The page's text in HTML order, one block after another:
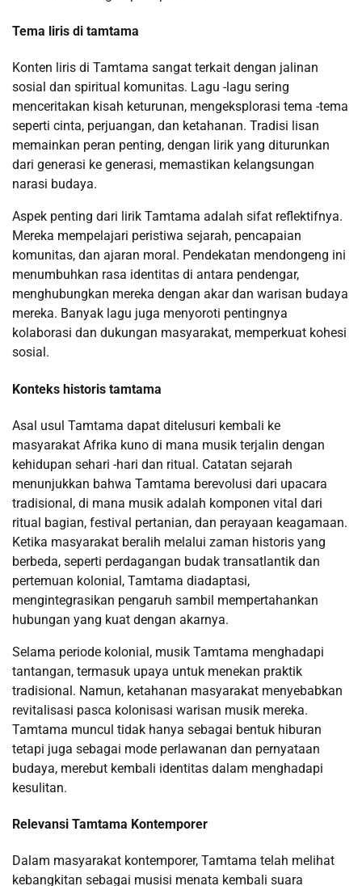
Tema liris di tamtama
Konten liris di Tamtama sangat terkait dengan jalinan
sosial dan spiritual komunitas. Lagu -lagu sering
menceritakan kisah keturunan, mengeksplorasi tema -tema
seperti cinta, perjuangan, dan ketahanan. Tradisi lisan
memainkan peran penting, dengan lirik yang diturunkan
dari generasi ke generasi, memastikan kelangsungan
narasi budaya.
Aspek penting dari lirik Tamtama adalah sifat reflektifnya.
Mereka mempelajari peristiwa sejarah, pencapaian
komunitas, dan ajaran moral. Pendekatan mendongeng ini
menumbuhkan rasa identitas di antara pendengar,
menghubungkan mereka dengan akar dan warisan budaya
mereka. Banyak lagu juga menyoroti pentingnya
kolaborasi dan dukungan masyarakat, memperkuat kohesi
sosial.
Konteks historis tamtama
Asal usul Tamtama dapat ditelusuri kembali ke
masyarakat Afrika kuno di mana musik terjalin dengan
kehidupan sehari -hari dan ritual. Catatan sejarah
menunjukkan bahwa Tamtama berevolusi dari upacara
tradisional, di mana musik adalah komponen vital dari
ritual bagian, festival pertanian, dan perayaan keagamaan.
Ketika masyarakat beralih melalui zaman historis yang
berbeda, seperti perdagangan budak transatlantik dan
pertemuan kolonial, Tamtama diadaptasi,
mengintegrasikan pengaruh sambil mempertahankan
hubungan yang kuat dengan akarnya.
Selama periode kolonial, musik Tamtama menghadapi
tantangan, termasuk upaya untuk menekan praktik
tradisional. Namun, ketahanan masyarakat menyebabkan
revitalisasi pasca kolonisasi warisan musik mereka.
Tamtama muncul tidak hanya sebagai bentuk hiburan
tetapi juga sebagai mode perlawanan dan pernyataan
budaya, merebut kembali identitas dalam menghadapi
kesulitan.
Relevansi Tamtama Kontemporer
Dalam masyarakat kontemporer, Tamtama telah melihat
kebangkitan sebagai musisi menata kembali suara